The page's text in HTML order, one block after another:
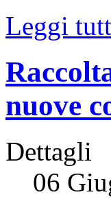
Leggi
nuove
Dettagli
06